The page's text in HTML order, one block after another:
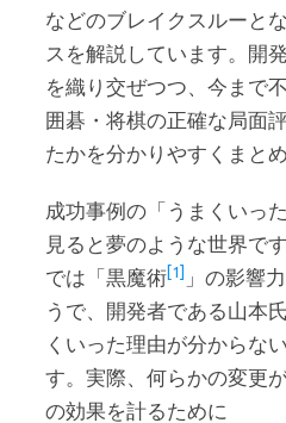
などのブレイクスルーと
スを解説しています。開
を織り交ぜつつ、今まで
囲碁・将棋の正確な局面
たかを分かりやすくまと
成功事例の「うまくいっ
見ると夢のような世界で
では「黒魔術[1] 」の影響
うで、開発者である山本
くいった理由が分からな
す。実際、何らかの変更
の効果を計るために